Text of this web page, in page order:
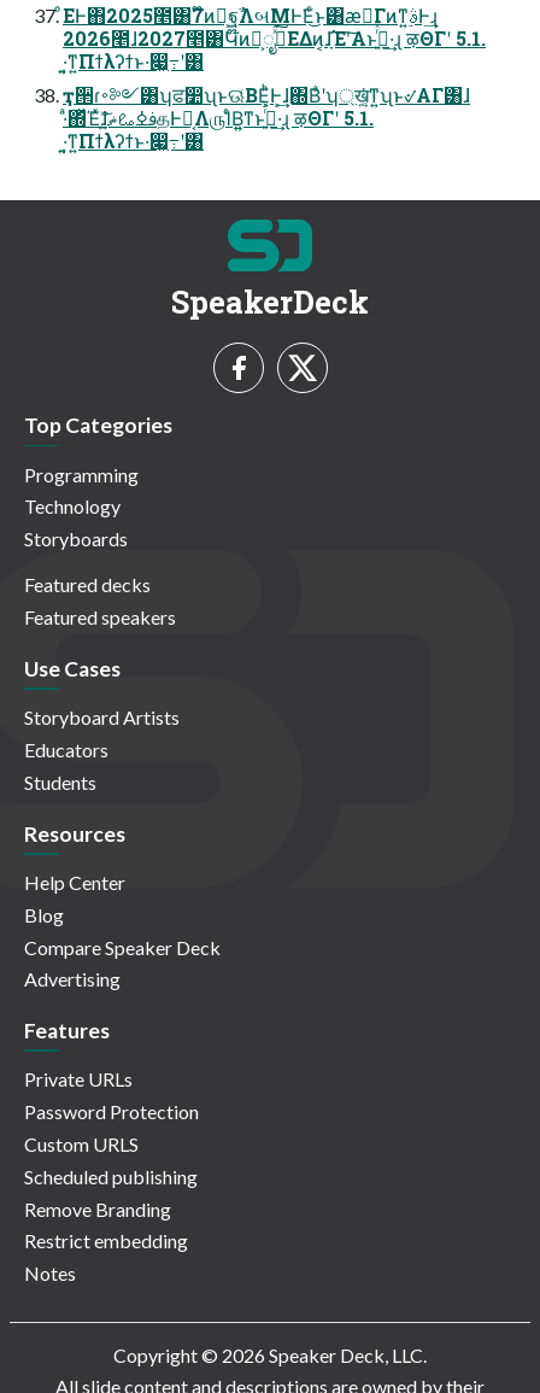
ͦΕͰ΋2025೥͸7໊ͷํ͕ฐࣾΛબΜͰ͘Εͨ͜ͱ͸ӕِΓͷͳ͍ࣄ࣮Ͱ͢ɻ
2026೥ɺ2027೥͸Կ໊ͷํ͕ೖࣾͯ͘͠ΕΔͷ͔ɺָ͠Έʹ͠Α͏ͱࢥ͍ͬͯ·͢ɻ ऴΘΓʹ 5.1.
͏·͍͔͘ͳ͍Πϯλʔϯͱ͏·͘෇͖߹͏ʹ͸
ҭ੒ɾ࠾༻͸ʮਫ෺ʯͱଊ͑ΒΕ͕ͪͰ͕͢ɺ΍Βͣʹʮ্ख͍͔͘ͳ͍ʯͱ୰͘ΑΓ͸ɺ
·ͣ΍ͬͯΈͯɺࢼߦࡨޡ͍ͯ͘͠தͰԿ͔Λ௫ΊͨΒ͍͍ͳͱࢥ͍ͬͯ·͢ɻ ऴΘΓʹ 5.1.
͏·͍͔͘ͳ͍Πϯλʔϯͱ͏·͘෇͖߹͏ʹ͸
SpeakerDeck
Top Categories
Programming
Technology
Storyboards
Featured decks
Featured speakers
Use Cases
Storyboard Artists
Educators
Students
Resources
Help Center
Blog
Compare Speaker Deck
Advertising
Features
Private URLs
Password Protection
Custom URLS
Scheduled publishing
Remove Branding
Restrict embedding
Notes
Copyright © 2026 Speaker Deck, LLC.
All slide content and descriptions are owned by their